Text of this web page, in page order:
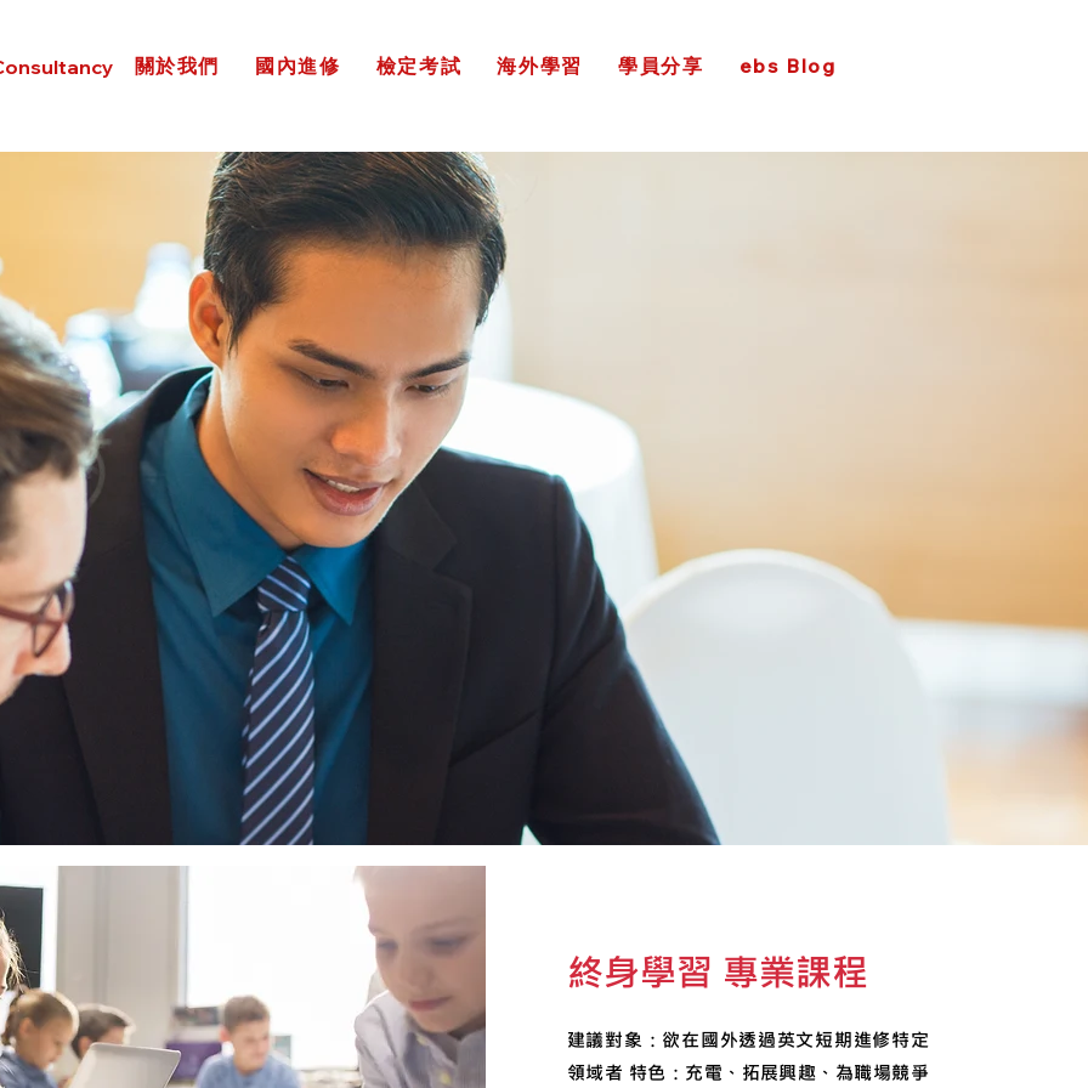
關於我們 國內進修 檢定考試 海外學習 學員分享 ebs Blog
終身學習 專業課程
建議對象：欲在國外透過英文短期進修特定
領域者 特色：充電、拓展興趣、為職場競爭